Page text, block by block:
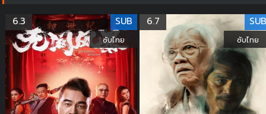
6.3 SUB
ซับไทย
6.7 SUB
ซับไทย